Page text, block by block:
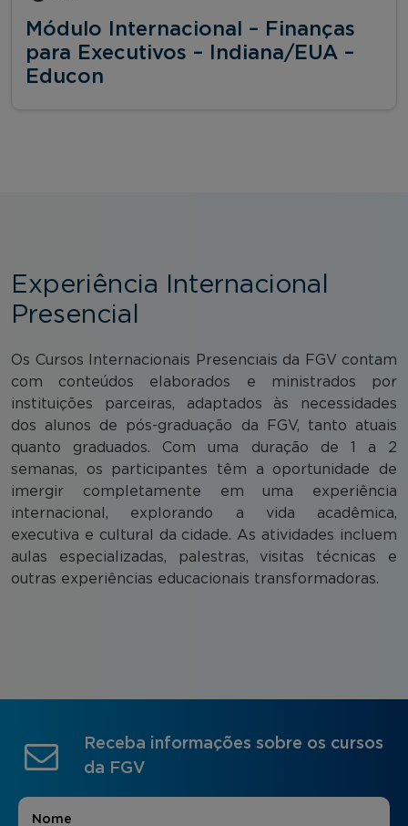
Módulo Internacional – Finanças
para Executivos – Indiana/EUA –
Educon
Experiência Internacional
Presencial
Os Cursos Internacionais Presenciais da FGV contam
com conteúdos elaborados e ministrados por
instituições parceiras, adaptados às necessidades
dos alunos de pós-graduação da FGV, tanto atuais
quanto graduados. Com uma duração de 1 a 2
semanas, os participantes têm a oportunidade de
imergir completamente em uma experiência
internacional, explorando a vida acadêmica,
executiva e cultural da cidade. As atividades incluem
aulas especializadas, palestras, visitas técnicas e
outras experiências educacionais transformadoras.
Receba informações sobre os cursos
da FGV
Nome